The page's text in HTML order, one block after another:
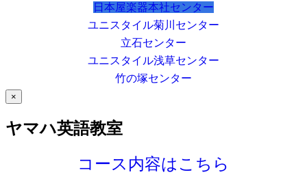
日本屋楽器本社センター
ユニスタイル菊川センター
立石センター
ユニスタイル浅草センター
竹の塚センター
×
ヤマハ英語教室
コース内容はこちら